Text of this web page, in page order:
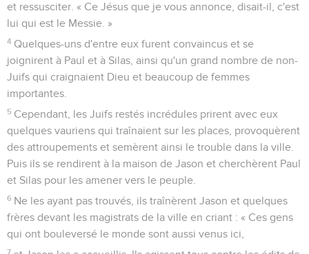
et ressusciter. « Ce Jésus que je vous annonce, disait-il, c'est
lui qui est le Messie. »
4 Quelques-uns d'entre eux furent convaincus et se
joignirent à Paul et à Silas, ainsi qu'un grand nombre de non-
Juifs qui craignaient Dieu et beaucoup de femmes
importantes.
5 Cependant, les Juifs restés incrédules prirent avec eux
quelques vauriens qui traînaient sur les places, provoquèrent
des attroupements et semèrent ainsi le trouble dans la ville.
Puis ils se rendirent à la maison de Jason et cherchèrent Paul
et Silas pour les amener vers le peuple.
6 Ne les ayant pas trouvés, ils traînèrent Jason et quelques
frères devant les magistrats de la ville en criant : « Ces gens
qui ont bouleversé le monde sont aussi venus ici,
7